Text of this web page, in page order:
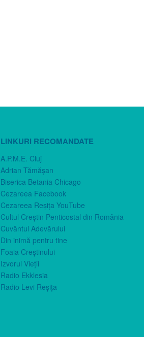
LINKURI RECOMANDATE
A.P.M.E. Cluj
Adrian Tămăşan
Biserica Betania Chicago
Cezareea Facebook
Cezareea Reşiţa YouTube
Cultul Creştin Penticostal din România
Cuvântul Adevărului
Din inimă pentru tine
Foaia Creştinului
Izvorul Vieţii
Radio Ekklesia
Radio Levi Reşiţa